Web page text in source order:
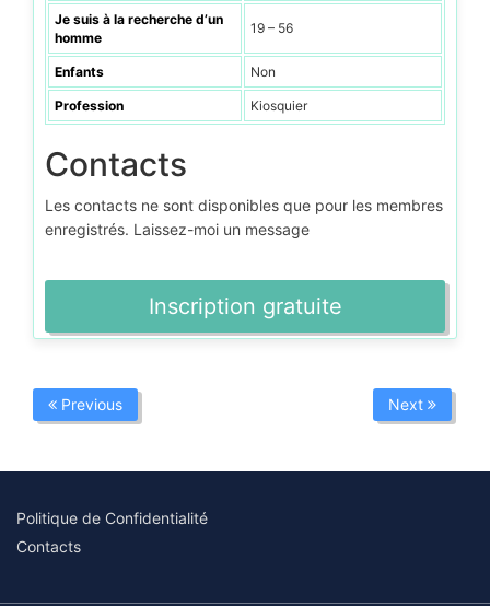
Je suis à la recherche d’un
homme
19 – 56
Enfants Non
Profession Kiosquier
Contacts
Les contacts ne sont disponibles que pour les membres
enregistrés. Laissez-moi un message
Inscription gratuite
Previous Next
Politique de Confidentialité
Contacts